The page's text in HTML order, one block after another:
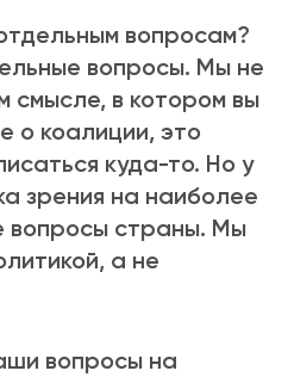
вопросам?
вопросы. Мы не
смысле, в котором вы
о коалиции, это
куда-то. Но у
зрения на наиболее
вопросы страны. Мы
а не
вопросы на